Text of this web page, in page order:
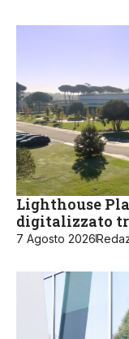
Lighthouse
digitalizzato
7 Agosto 2026